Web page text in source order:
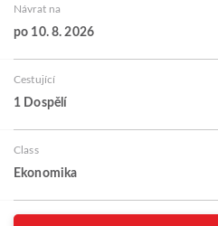
Návrat na
po 10. 8. 2026
Cestující
1 Dospělí
Class
Ekonomika